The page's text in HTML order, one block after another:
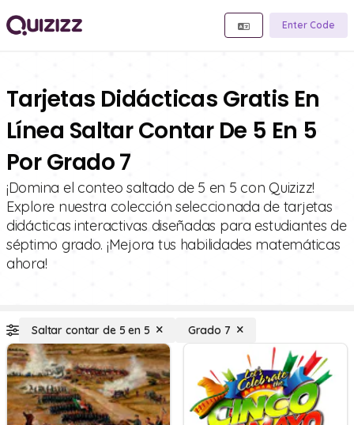
Enter Code
Tarjetas Didácticas Gratis En
Línea Saltar Contar De 5 En 5
Por Grado 7
¡Domina el conteo saltado de 5 en 5 con Quizizz!
Explore nuestra colección seleccionada de tarjetas
didácticas interactivas diseñadas para estudiantes de
séptimo grado. ¡Mejora tus habilidades matemáticas
ahora!
Saltar contar de 5 en 5 Grado 7